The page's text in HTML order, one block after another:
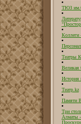
ТЮЗ
Коллеги
Театры
Великая
История
Театр.kz
Памяти
Три
Алматы -